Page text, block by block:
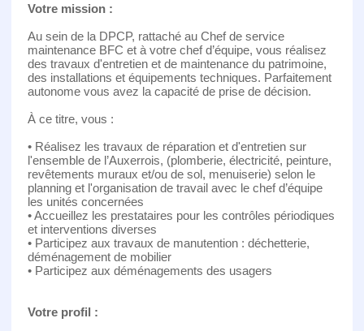
Votre mission :
Au sein de la DPCP, rattaché au Chef de service
maintenance BFC et à votre chef d’équipe, vous réalisez
des travaux d'entretien et de maintenance du patrimoine,
des installations et équipements techniques. Parfaitement
autonome vous avez la capacité de prise de décision.
À ce titre, vous :
• Réalisez les travaux de réparation et d'entretien sur
l'ensemble de l’Auxerrois, (plomberie, électricité, peinture,
revêtements muraux et/ou de sol, menuiserie) selon le
planning et l'organisation de travail avec le chef d’équipe
les unités concernées
• Accueillez les prestataires pour les contrôles périodiques
et interventions diverses
• Participez aux travaux de manutention : déchetterie,
déménagement de mobilier
• Participez aux déménagements des usagers
Votre profil :